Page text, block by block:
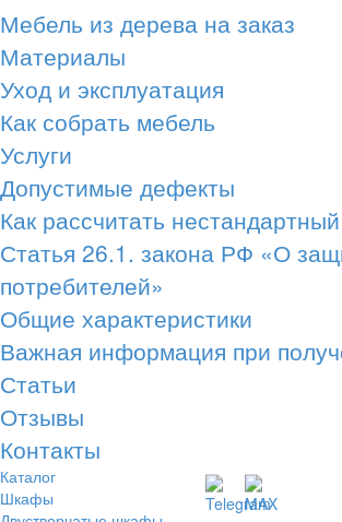
Мебель из дерева на заказ
Материалы
Уход и эксплуатация
Как собрать мебель
Услуги
Допустимые дефекты
Как рассчитать
Статья 26.1. закона РФ «О
потребителей»
Общие характеристики
Важная информация при
Статьи
Отзывы
Контакты
Каталог
Шкафы